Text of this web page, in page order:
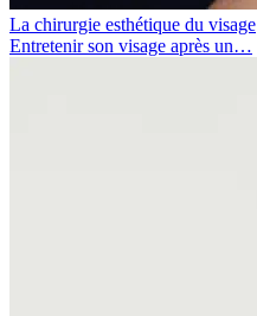
La chirurgie esthétique du visage
Entretenir son visage après un…